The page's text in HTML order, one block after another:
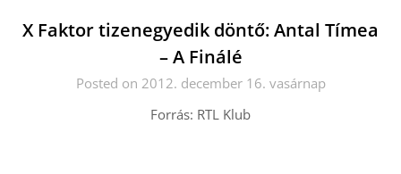
X Faktor tizenegyedik döntő: Antal Tímea
– A Finálé
Posted on 2012. december 16. vasárnap
Forrás: RTL Klub